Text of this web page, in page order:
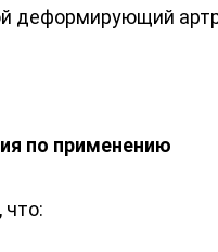
деформирующий
по применению
что: